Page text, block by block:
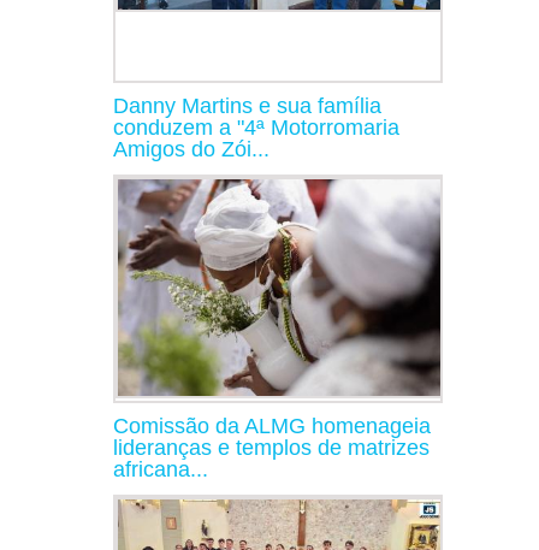
Danny Martins e sua família
conduzem a "4ª Motorromaria
Amigos do Zói...
Comissão da ALMG homenageia
lideranças e templos de matrizes
africana...